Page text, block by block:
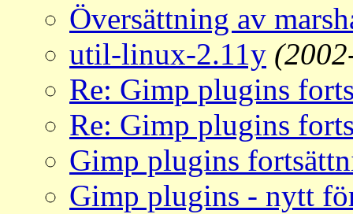
Översättning av
util-linux-2.11y
Re: Gimp plugins
Re: Gimp plugins
Gimp plugins
Gimp plugins - nytt